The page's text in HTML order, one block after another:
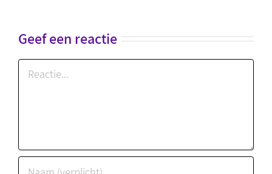
Geef een reactie
Reactie